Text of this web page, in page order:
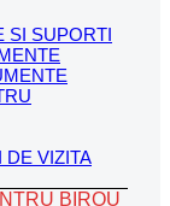
SI SUPORTI
DE VIZITA
BIROU